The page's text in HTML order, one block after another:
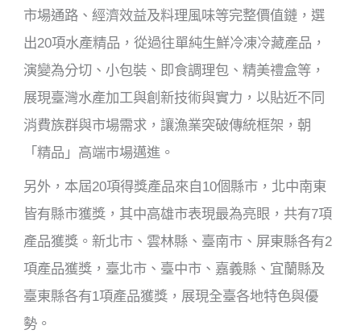
市場通路、經濟效益及料理風味等完整價值鏈，選
出20項水產精品，從過往單純生鮮冷凍冷藏產品，
演變為分切、小包裝、即食調理包、精美禮盒等，
展現臺灣水產加工與創新技術與實力，以貼近不同
消費族群與市場需求，讓漁業突破傳統框架，朝
「精品」高端市場邁進。
另外，本屆20項得獎產品來自10個縣市，北中南東
皆有縣市獲獎，其中高雄市表現最為亮眼，共有7項
產品獲獎。新北市、雲林縣、臺南市、屏東縣各有2
項產品獲獎，臺北市、臺中市、嘉義縣、宜蘭縣及
臺東縣各有1項產品獲獎，展現全臺各地特色與優
勢。